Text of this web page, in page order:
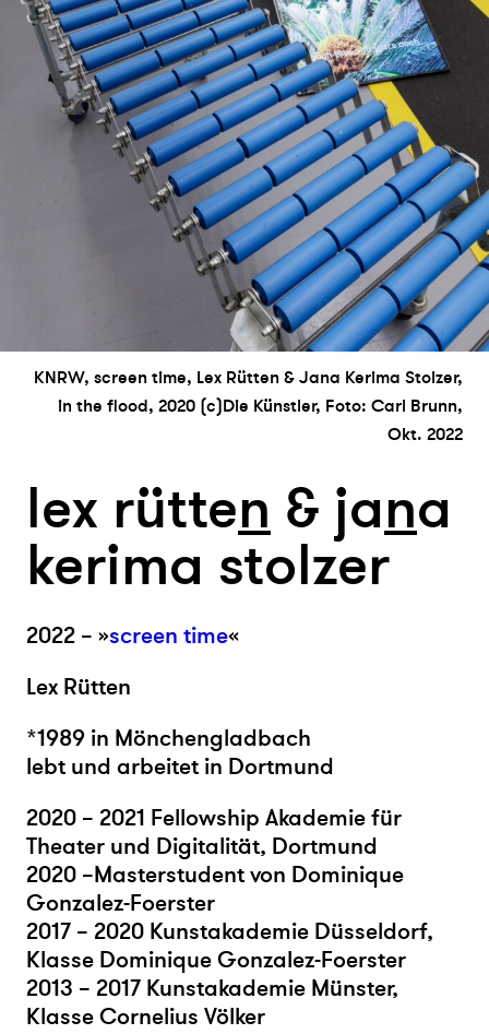
KNRW, screen time, Lex Rütten & Jana Kerima Stolzer,
in the flood, 2020 (c)Die Künstler, Foto: Carl Brunn,
Okt. 2022
lex rütten & jana
kerima stolzer
2022 – »screen time«
Lex Rütten
*1989 in Mönchengladbach
lebt und arbeitet in Dortmund
2020 – 2021 Fellowship Akademie für
Theater und Digitalität, Dortmund
2020 –Masterstudent von Dominique
Gonzalez-Foerster
2017 – 2020 Kunstakademie Düsseldorf,
Klasse Dominique Gonzalez-Foerster
2013 – 2017 Kunstakademie Münster,
Klasse Cornelius Völker